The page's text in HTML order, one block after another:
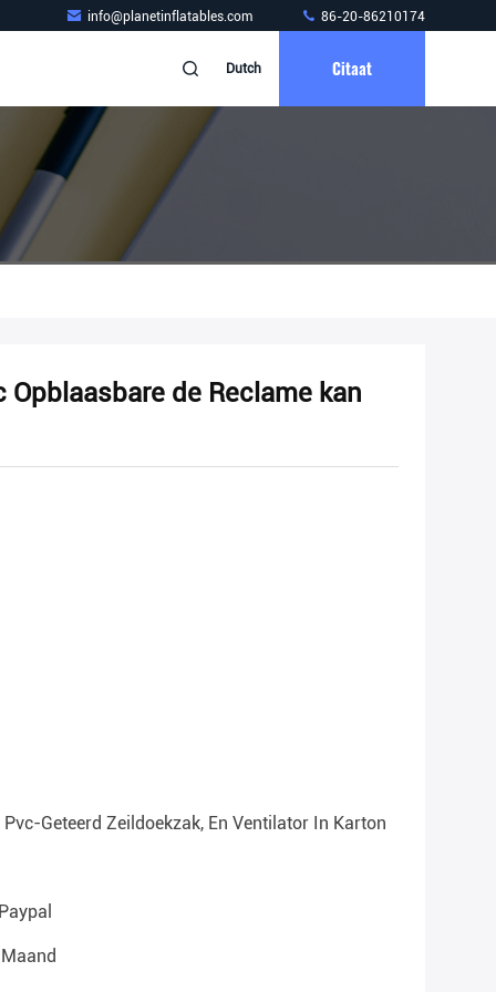
info@planetinflatables.com 86-20-86210174
Dutch Citaat
de Reclame kan
Geteerd Zeildoekzak, En Ventilator In Karton